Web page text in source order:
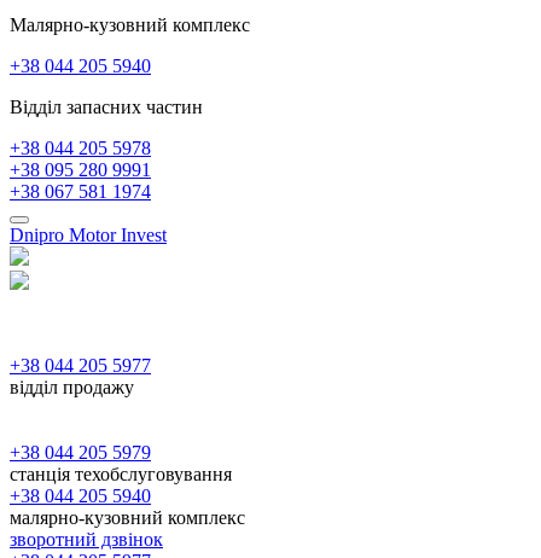
Малярно-кузовний комплекс
+38 044 205 5940
Відділ запасних частин
+38 044 205 5978
+38 095 280 9991
+38 067 581 1974
Dnipro Motor Invest
+38 044 205 5977
відділ продажу
+38 044 205 5979
станція техобслуговування
+38 044 205 5940
малярно-кузовний комплекс
зворотний дзвінок